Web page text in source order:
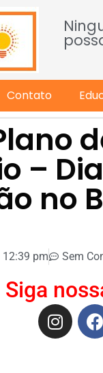
Contato
–
no
12:39 pm Sem
Siga